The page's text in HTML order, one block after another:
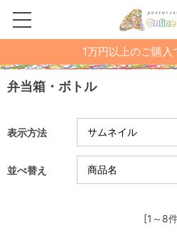
1万円以上のご購入
弁当箱・ボトル
表示方法
並べ替え
[1～8